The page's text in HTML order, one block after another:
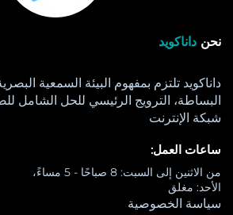
نحن داناكويد
داناكويد تلتزم بمفهوم البيئة السمعية
البساطة، الترويج الرئيسي للحل الشامل
شبكة الإنترنت
ساعات العمل:
من الاثنين إلى السبت: 8 صباحًا - 5 مساءً،
الأحد: مغلق
سياسة الخصوصية